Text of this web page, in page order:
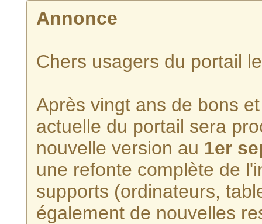
Annonce
Chers usagers du portail
Après vingt ans de bons
actuelle du portail sera
nouvelle version au 1er
une refonte complète de
supports (ordinateurs,
également de nouvelles